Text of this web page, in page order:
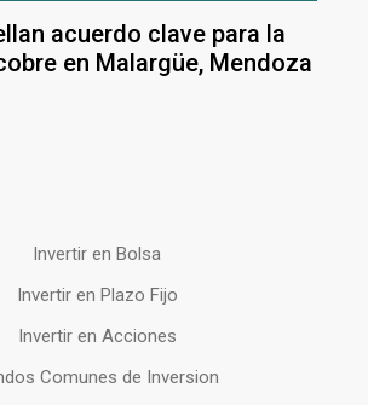
acuerdo clave para la
en Malargüe, Mendoza
Invertir en Bolsa
Invertir en Plazo Fijo
Invertir en Acciones
Comunes de Inversion